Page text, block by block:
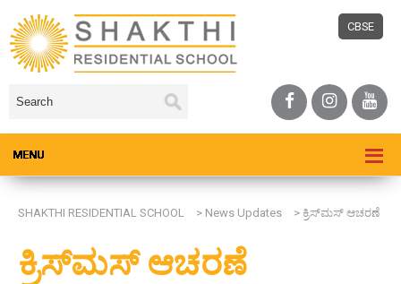
CBSE
SHAKTHI RESIDENTIAL SCHOOL > News Updates > ಕ್ರಿಸ್‌ಮಸ್ ಆಚರಣೆ
ಕ್ರಿಸ್‌ಮಸ್ ಆಚರಣೆ